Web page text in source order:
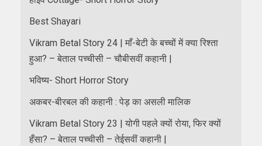
Best Shayari
Vikram Betal Story 24 | माँ-बेटी के बच्चों में क्या रिश्ता
हुआ? – बेताल पच्चीसी – चौबीसवीं कहानी |
भविष्य- Short Horror Story
अकबर-बीरबल की कहानी : पेड़ का असली मालिक
Vikram Betal Story 23 | योगी पहले क्यों रोया, फिर क्यों
हँसा? – बेताल पच्चीसी – तेईसवीं कहानी |